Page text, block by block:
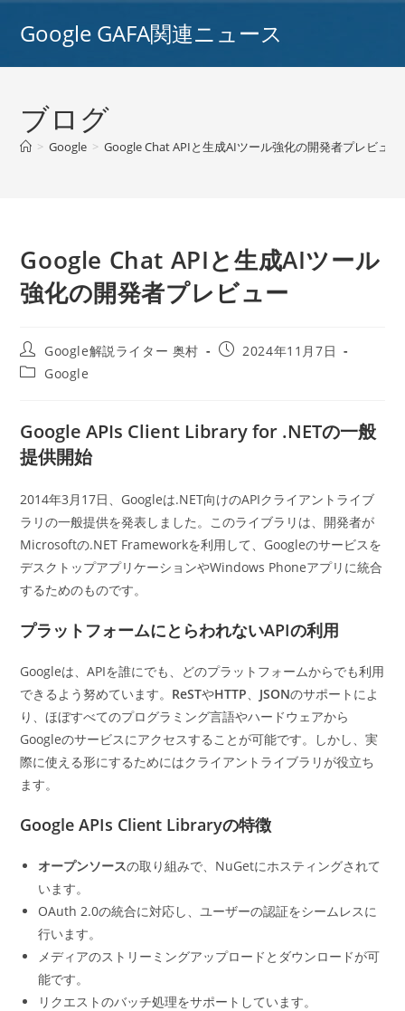
Google GAFA関連ニュース
ブログ
> Google > Google Chat APIと生成AIツール強化の開発者プレビュー
Google Chat APIと生成AIツール
強化の開発者プレビュー
投
稿
者:
Google解説ライター 奥村
投
2024年11月7日
投
テ
ゴ
リ
Google
Google APIs Client Library for .NETの一般
提供開始
2014年3月17日、Googleは.NET向けのAPIクライアントライブ
ラリの一般提供を発表しました。このライブラリは、開発者が
Microsoftの.NET Frameworkを利用して、Googleのサービスを
デスクトップアプリケーションやWindows Phoneアプリに統合
するためのものです。
プラットフォームにとらわれないAPIの利用
Googleは、APIを誰にでも、どのプラットフォームからでも利用
できるよう努めています。 ReSTやHTTP、 JSONのサポートによ
り、ほぼすべてのプログラミング言語やハードウェアから
Googleのサービスにアクセスすることが可能です。しかし、実
際に使える形にするためにはクライアントライブラリが役立ち
ます。
Google APIs Client Libraryの特徴
オープンソースの取り組みで、NuGetにホスティングされて
います。
OAuth 2.0の統合に対応し、ユーザーの認証をシームレスに
行います。
メディアのストリーミングアップロードとダウンロードが可
能です。
リクエストのバッチ処理をサポートしています。